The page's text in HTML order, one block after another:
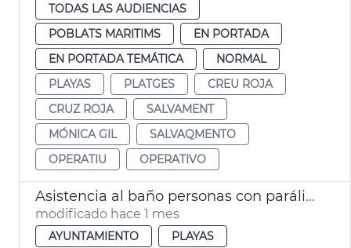
TODAS LAS AUDIENCIAS
POBLATS MARITIMS
EN PORTADA
EN PORTADA TEMÁTICA
NORMAL
PLAYAS
PLATGES
CREU ROJA
CRUZ ROJA
SALVAMENT
MÓNICA GIL
SALVAQMENTO
OPERATIU
OPERATIVO
Asistencia al baño personas con parálisis cerebral València
modificado hace 1 mes
AYUNTAMIENTO
PLAYAS